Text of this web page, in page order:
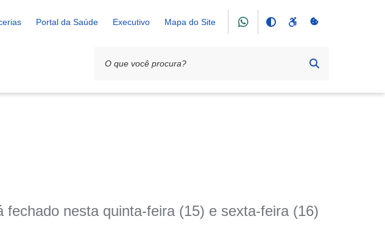
Portal da Saúde Executivo Mapa do Site
nesta quinta-feira (15) e sexta-feira (16)